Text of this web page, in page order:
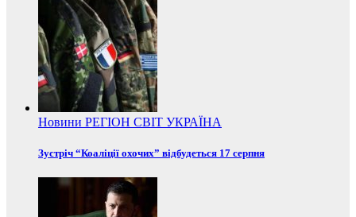
Новини РЕГІОН СВІТ УКРАЇНА
Зустріч “Коаліції охочих” відбудеться 17 серпня